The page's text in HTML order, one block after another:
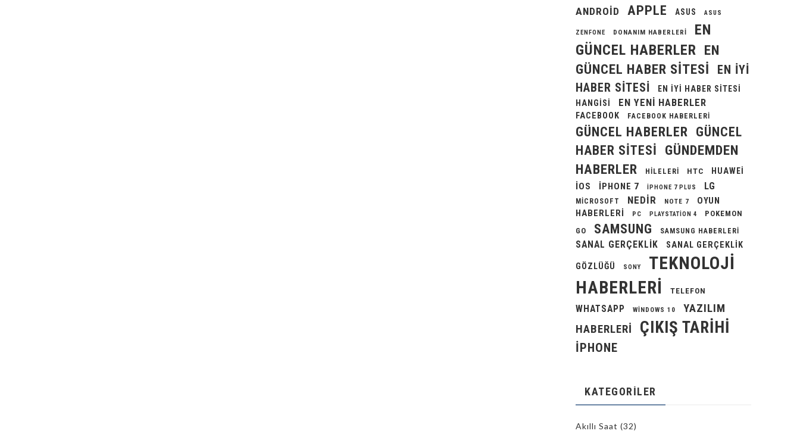
ANDROID APPLE ASUS ASUS
ZENFONE DONANIM HABERLERI
EN
GÜNCEL HABERLER EN
GÜNCEL HABER SITESI
EN IYI
HABER SITESI
EN IYI HABER SITESI
HANGISI
EN YENI HABERLER
FACEBOOK FACEBOOK HABERLERI
GÜNCEL HABERLER
GÜNCEL
HABER SITESI
GÜNDEMDEN
HABERLER
HILELERI HTC HUAWEI
IOS IPHONE 7 IPHONE 7 PLUS LG
MICROSOFT NEDIR NOTE 7
OYUN
HABERLERI
PC PLAYSTATION 4
POKEMON
GO
SAMSUNG SAMSUNG HABERLERI
SANAL GERÇEKLIK SANAL GERÇEKLIK
GÖZLÜĞÜ SONY
TEKNOLOJI
HABERLERI
TELEFON
WHATSAPP WINDOWS 10
YAZILIM
HABERLERI
ÇIKIŞ TARIHI
İPHONE
KATEGORILER
Akıllı Saat (32)